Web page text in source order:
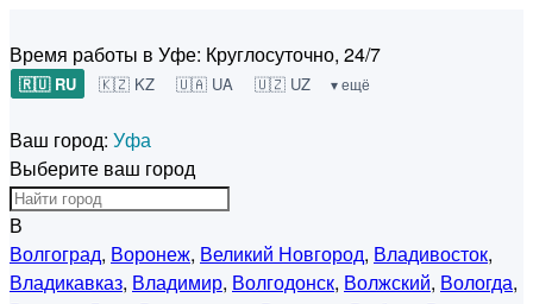
Время работы в Уфе: Круглосуточно, 24/7
🇷🇺 RU 🇰🇿 KZ 🇺🇦 UA 🇺🇿 UZ ▾ ещё
Ваш город: Уфа
Выберите ваш город
В
Волгоград, Воронеж, Великий Новгород, Владивосток,
Владикавказ, Владимир, Волгодонск, Волжский, Вологда,